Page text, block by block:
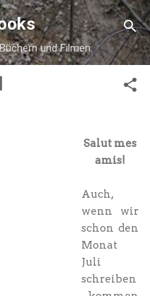
und Filmen.
Salut mes
amis!
Auch,
wenn wir
schon den
Monat
Juli
schreiben